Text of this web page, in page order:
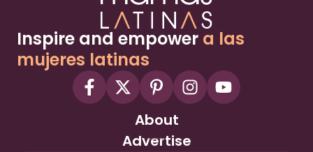
Inspire and empower a las
mujeres latinas
About
Advertise